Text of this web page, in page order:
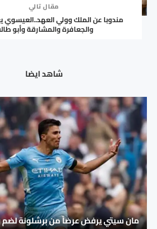
مقال تالي
مندوبا عن الملك وولي العهد..العيسوي
والجعافرة والمشارقة وأبو
شاهد ايضا
مان سيتي يرفض عرضاً من برشلونة لضم